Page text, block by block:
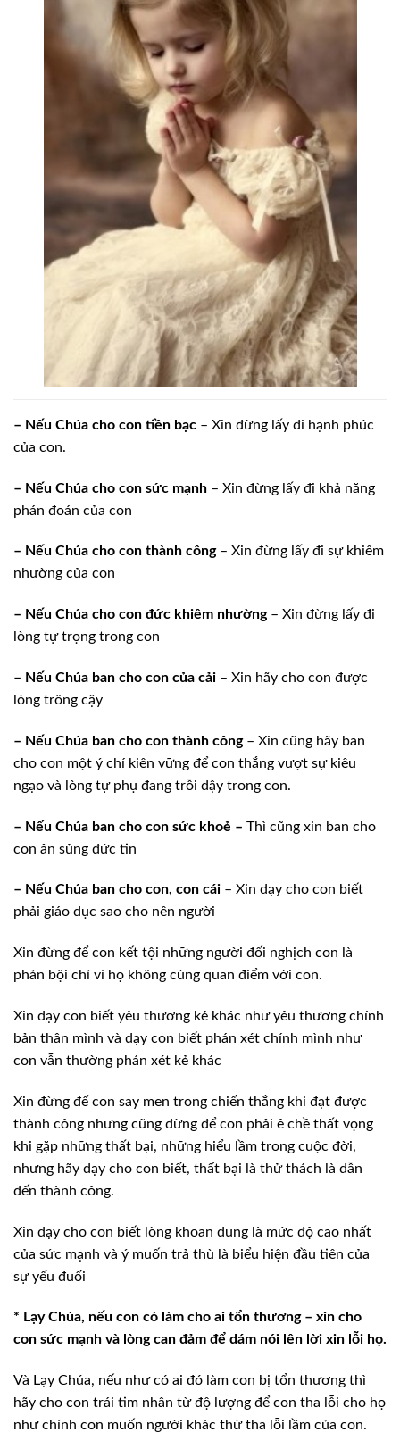
– Nếu Chúa cho con tiền bạc – Xin đừng lấy đi hạnh phúc
của con.
– Nếu Chúa cho con sức mạnh – Xin đừng lấy đi khả năng
phán đoán của con
– Nếu Chúa cho con thành công– Xin đừng lấy đi sự khiêm
nhường của con
– Nếu Chúa cho con đức khiêm nhường– Xin đừng lấy đi
lòng tự trọng trong con
– Nếu Chúa ban cho con của cải – Xin hãy cho con được
lòng trông cậy
– Nếu Chúa ban cho con thành công– Xin cũng hãy ban
cho con một ý chí kiên vững để con thắng vượt sự kiêu
ngạo và lòng tự phụ đang trỗi dậy trong con.
– Nếu Chúa ban cho con sức khoẻ – Thì cũng xin ban cho
con ân sủng đức tin
– Nếu Chúa ban cho con, con cái – Xin dạy cho con biết
phải giáo dục sao cho nên người
Xin đừng để con kết tội những người đối nghịch con là
phản bội chỉ vì họ không cùng quan điểm với con.
Xin dạy con biết yêu thương kẻ khác như yêu thương chính
bản thân mình và dạy con biết phán xét chính mình như
con vẫn thường phán xét kẻ khác
Xin đừng để con say men trong chiến thắng khi đạt được
thành công nhưng cũng đừng để con phải ê chề thất vọng
khi gặp những thất bại, những hiểu lầm trong cuộc đời,
nhưng hãy dạy cho con biết, thất bại là thử thách là dẫn
đến thành công.
Xin dạy cho con biết lòng khoan dung là mức độ cao nhất
của sức mạnh và ý muốn trả thù là biểu hiện đầu tiên của
sự yếu đuối
* Lạy Chúa, nếu con có làm cho ai tổn thương – xin cho
con sức mạnh và lòng can đảm để dám nói lên lời xin lỗi họ.
Và Lạy Chúa, nếu như có ai đó làm con bị tổn thương thì
hãy cho con trái tim nhân từ độ lượng để con tha lỗi cho họ
như chính con muốn người khác thứ tha lỗi lầm của con.